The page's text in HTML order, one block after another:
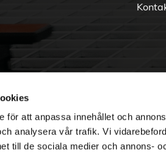
för att anpassa innehållet och
analysera vår trafik. Vi
till de sociala medier och annons-